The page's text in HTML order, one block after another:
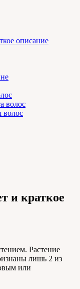
описание
волос
волос
и краткое
Растение
лишь 2 из
или